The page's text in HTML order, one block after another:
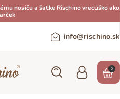
nosiču a šatke Rischino vrecúško ako
info@rischino.sk
0